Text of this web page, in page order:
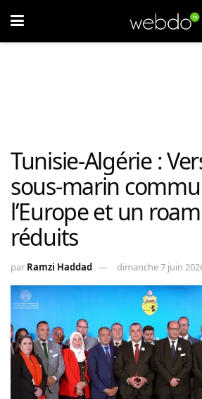
Tunisie-Algérie :
sous-marin
l’Europe et un
réduits
par Ramzi Haddad dimanche 7 juin